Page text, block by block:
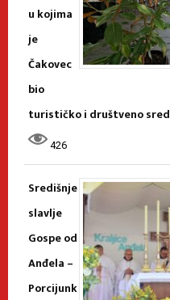
u kojima
je
Čakovec
bio
turističko i društveno
426
Središnje
slavlje
Gospe od
Anđela –
Porcijunk